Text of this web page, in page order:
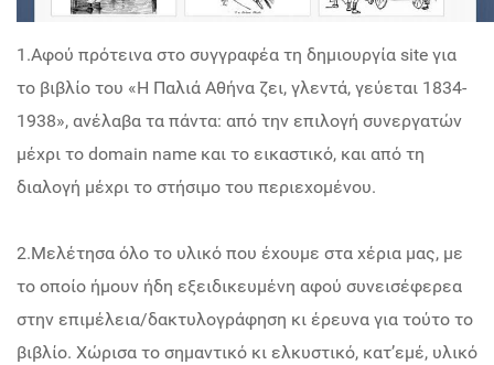
1.Αφού πρότεινα στο συγγραφέα τη δημιουργία site για
το βιβλίο του «Η Παλιά Αθήνα ζει, γλεντά, γεύεται 1834-
1938», ανέλαβα τα πάντα: από την επιλογή συνεργατών
μέχρι το domain name και το εικαστικό, και από τη
διαλογή μέχρι το στήσιμο του περιεχομένου.
2.Μελέτησα όλο το υλικό που έχουμε στα χέρια μας, με
το οποίο ήμουν ήδη εξειδικευμένη αφού συνεισέφερεα
στην επιμέλεια/δακτυλογράφηση κι έρευνα για τούτο το
βιβλίο. Χώρισα το σημαντικό κι ελκυστικό, κατ’εμέ, υλικό